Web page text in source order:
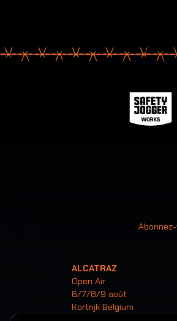
ALCATRAZ
Open Air
6/7/8/9 août
Kortrijk Belgium